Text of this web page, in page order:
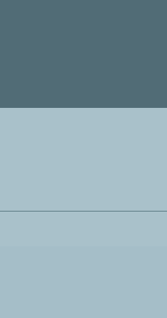
de la Fondation